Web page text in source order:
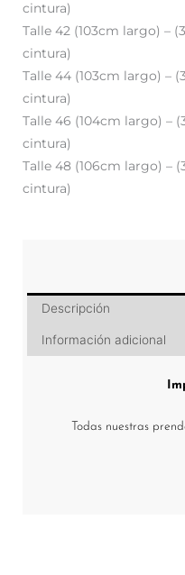
cintura)
Talle 42 (103cm largo) –
cintura)
Talle 44 (103cm largo) –
cintura)
Talle 46 (104cm largo) –
cintura)
Talle 48 (106cm largo) –
cintura)
Descripción
Información adicional
Todas nuestras